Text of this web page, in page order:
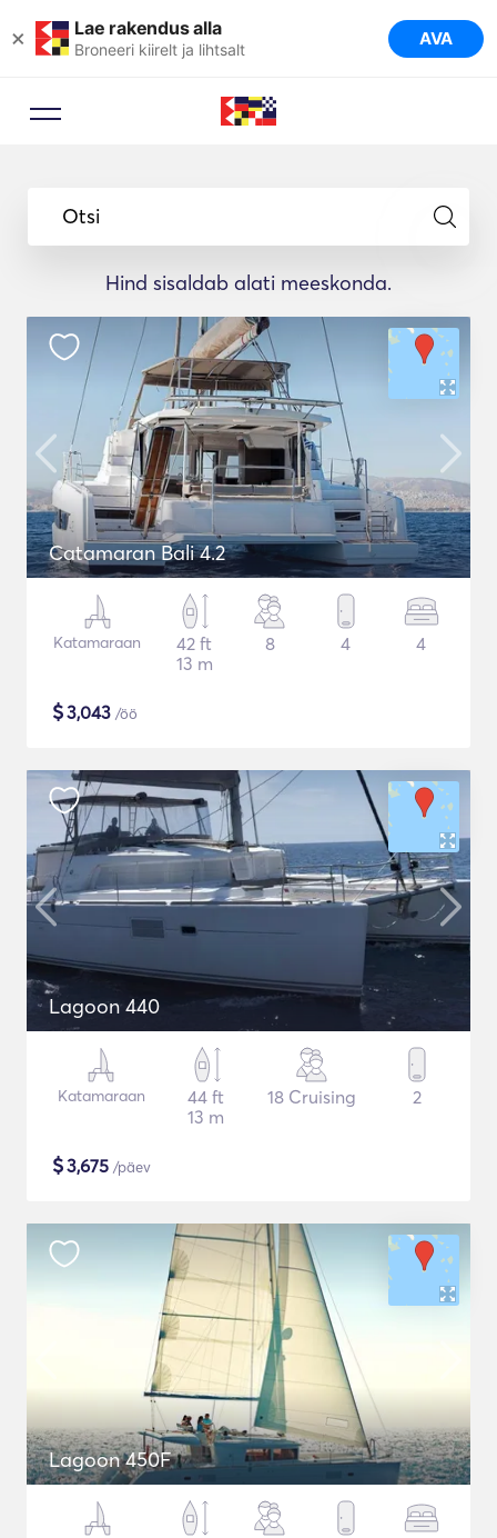
× Lae rakendus alla
Broneeri kiirelt ja lihtsalt AVA
Otsi
Hind sisaldab alati meeskonda.
Catamaran Bali 4.2
Katamaraan
42 ft
13 m
8 4 4
$3,043 /öö
Lagoon 440
Katamaraan
44 ft
13 m
18 Cruising 2
$3,675 /päev
Lagoon 450F